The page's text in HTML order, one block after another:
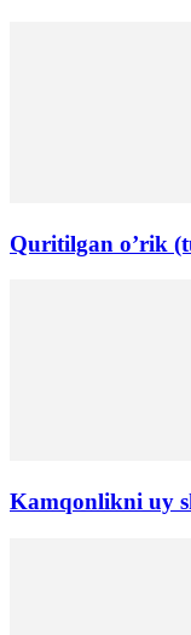
Quritilgan o’rik
Kamqonlikni uy